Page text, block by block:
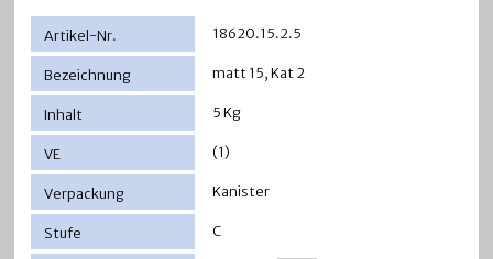
18620.15.2.5
matt 15, Kat 2
5 Kg
(1)
Kanister
C